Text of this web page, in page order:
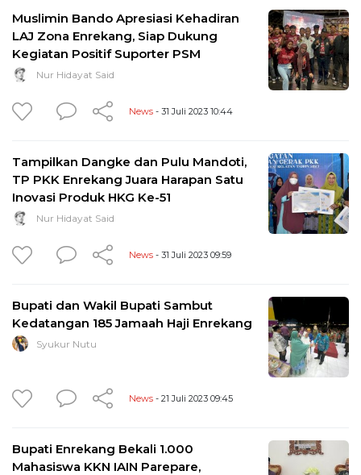
Muslimin Bando Apresiasi Kehadiran
LAJ Zona Enrekang, Siap Dukung
Kegiatan Positif Suporter PSM
Nur Hidayat Said
News - 31 Juli 2023 10:44
Tampilkan Dangke dan Pulu Mandoti,
TP PKK Enrekang Juara Harapan Satu
Inovasi Produk HKG Ke-51
Nur Hidayat Said
News - 31 Juli 2023 09:59
Bupati dan Wakil Bupati Sambut
Kedatangan 185 Jamaah Haji Enrekang
Syukur Nutu
News - 21 Juli 2023 09:45
Bupati Enrekang Bekali 1.000
Mahasiswa KKN IAIN Parepare,